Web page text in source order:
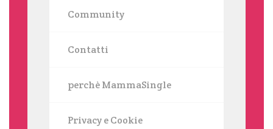
Community
Contatti
perchè MammaSingle
Privacy e Cookie